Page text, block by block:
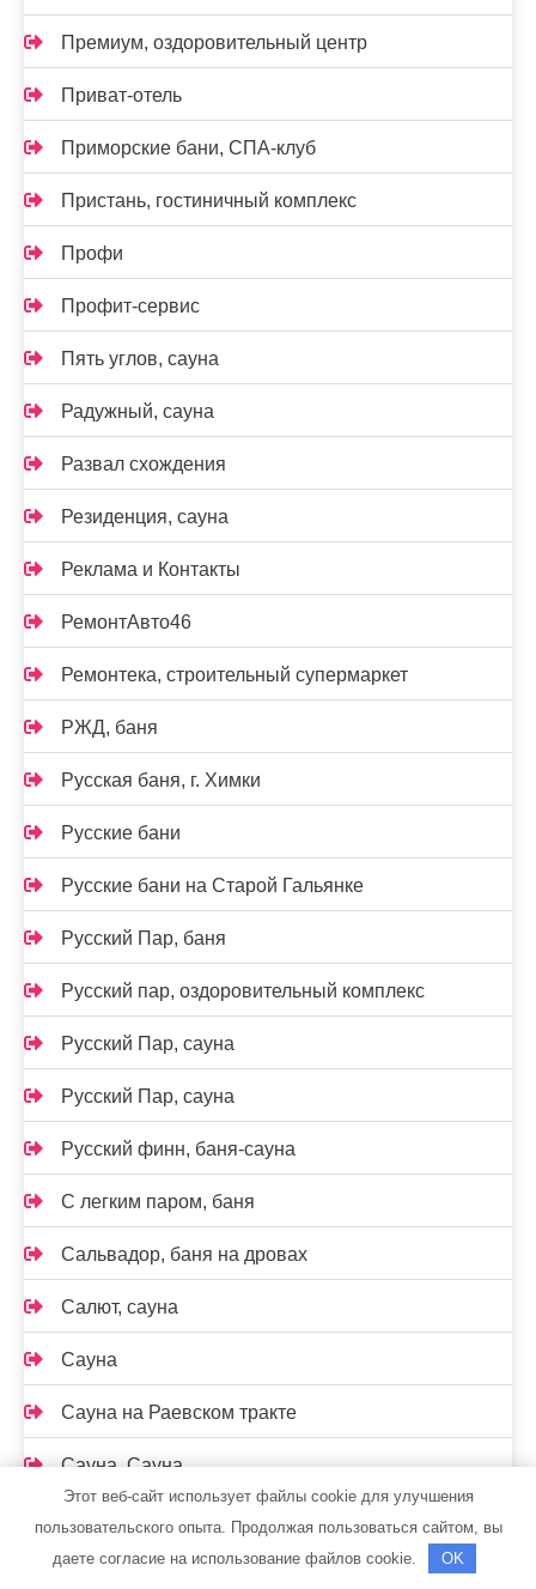
Премиум, оздоровительный центр
Приват-отель
Приморские бани, СПА-клуб
Пристань, гостиничный комплекс
Профи
Профит-сервис
Пять углов, сауна
Радужный, сауна
Развал схождения
Резиденция, сауна
Реклама и Контакты
РемонтАвто46
Ремонтека, строительный супермаркет
РЖД, баня
Русская баня, г. Химки
Русские бани
Русские бани на Старой Гальянке
Русский Пар, баня
Русский пар, оздоровительный комплекс
Русский Пар, сауна
Русский Пар, сауна
Русский финн, баня-сауна
С легким паром, баня
Сальвадор, баня на дровах
Салют, сауна
Сауна
Сауна на Раевском тракте
Сауна, Сауна
Сауна, Сауна
Этот веб-сайт использует файлы cookie для улучшения
пользовательского опыта. Продолжая пользоваться сайтом, вы
даете согласие на использование файлов cookie.
OK